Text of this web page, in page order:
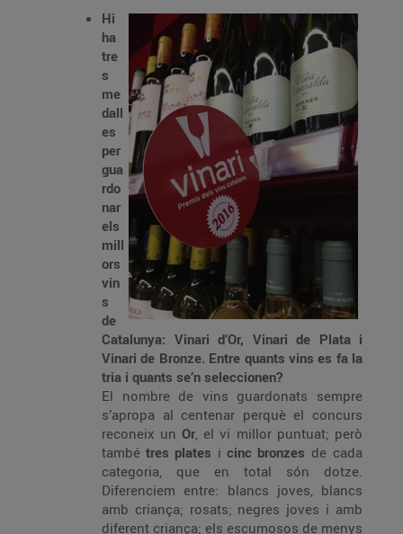
Hi
ha
tre
s
me
dall
es
per
gua
rdo
nar
els
mill
ors
vin
s
de
Catalunya: Vinari d’Or, Vinari de Plata i
Vinari de Bronze. Entre quants vins es fa la
tria i quants se’n seleccionen?
El nombre de vins guardonats sempre
s’apropa al centenar perquè el concurs
reconeix un Or, el vi millor puntuat; però
també tres plates i cinc bronzes de cada
categoria, que en total són dotze.
Diferenciem entre: blancs joves, blancs
amb criança; rosats; negres joves i amb
diferent criança; els escumosos de menys